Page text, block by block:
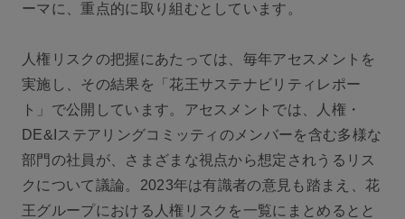
ーマに、重点的に取り組むとしています。
人権リスクの把握にあたっては、毎年アセスメントを
実施し、その結果を「花王サステナビリティレポー
ト」で公開しています。アセスメントでは、人権・
DE&Iステアリングコミッティのメンバーを含む多様な
部門の社員が、さまざまな視点から想定されうるリス
クについて議論。2023年は有識者の意見も踏まえ、花
王グループにおける人権リスクを一覧にまとめるとと